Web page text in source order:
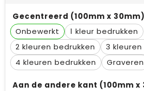
Gecentreerd (100mm x 30mm)
Onbewerkt
1
2
3
4
Graveren
Aan de andere kant (100mm x